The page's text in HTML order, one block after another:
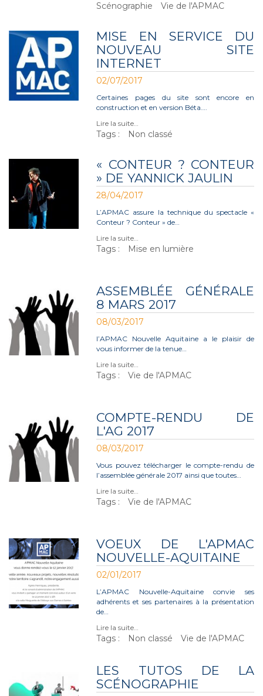
Scénographie
Vie de l'APMAC
MISE EN SERVICE DU
NOUVEAU SITE
INTERNET
02/07/2017
Certaines pages du site sont encore en
construction et en version Béta….
Lire la suite…
Tags : Non classé
« CONTEUR ? CONTEUR
» DE YANNICK JAULIN
28/04/2017
L’APMAC assure la technique du spectacle «
Conteur ? Conteur » de…
Lire la suite…
Tags : Mise en lumière
ASSEMBLÉE GÉNÉRALE
8 MARS 2017
08/03/2017
l’APMAC Nouvelle Aquitaine a le plaisir de
vous informer de la tenue…
Lire la suite…
Tags : Vie de l'APMAC
COMPTE-RENDU DE
L'AG 2017
08/03/2017
Vous pouvez télécharger le compte-rendu de
l’assemblée générale 2017 ainsi que toutes…
Lire la suite…
Tags : Vie de l'APMAC
VOEUX DE L'APMAC
NOUVELLE-AQUITAINE
02/01/2017
L’APMAC Nouvelle-Aquitaine convie ses
adhérents et ses partenaires à la présentation
de…
Lire la suite…
Tags : Non classé Vie de l'APMAC
LES TUTOS DE LA
SCÉNOGRAPHIE